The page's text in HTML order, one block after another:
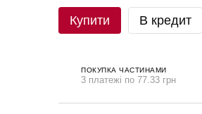
Купити В кредит
ПОКУПКА ЧАСТИНАМИ
3 платежі по 77.33 грн